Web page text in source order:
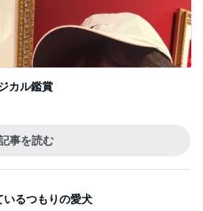
カル鑑賞
事を読む
いるつもりの愛犬